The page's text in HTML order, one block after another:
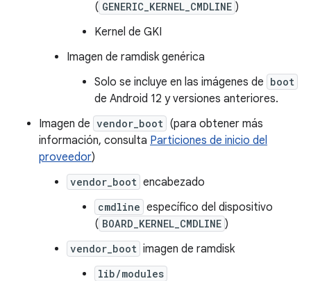
( GENERIC_KERNEL_CMDLINE )
Kernel de GKI
Imagen de ramdisk genérica
Solo se incluye en las imágenes de boot
de Android 12 y versiones anteriores.
Imagen de vendor_boot (para obtener más
información, consulta Particiones de inicio del
proveedor)
vendor_boot encabezado
cmdline específico del dispositivo
( BOARD_KERNEL_CMDLINE )
vendor_boot imagen de ramdisk
lib/modules